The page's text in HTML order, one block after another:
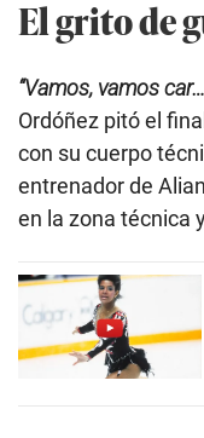
El grito de
“Vamos, vamos
Ordóñez pitó el
con su cuerpo
entrenador de
en la zona técnica